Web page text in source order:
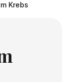
Krebs